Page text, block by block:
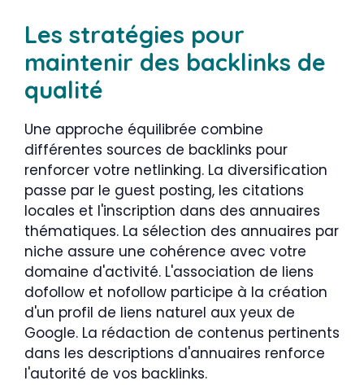
Les stratégies pour
maintenir des backlinks de
qualité
Une approche équilibrée combine
différentes sources de backlinks pour
renforcer votre netlinking. La diversification
passe par le guest posting, les citations
locales et l'inscription dans des annuaires
thématiques. La sélection des annuaires par
niche assure une cohérence avec votre
domaine d'activité. L'association de liens
dofollow et nofollow participe à la création
d'un profil de liens naturel aux yeux de
Google. La rédaction de contenus pertinents
dans les descriptions d'annuaires renforce
l'autorité de vos backlinks.